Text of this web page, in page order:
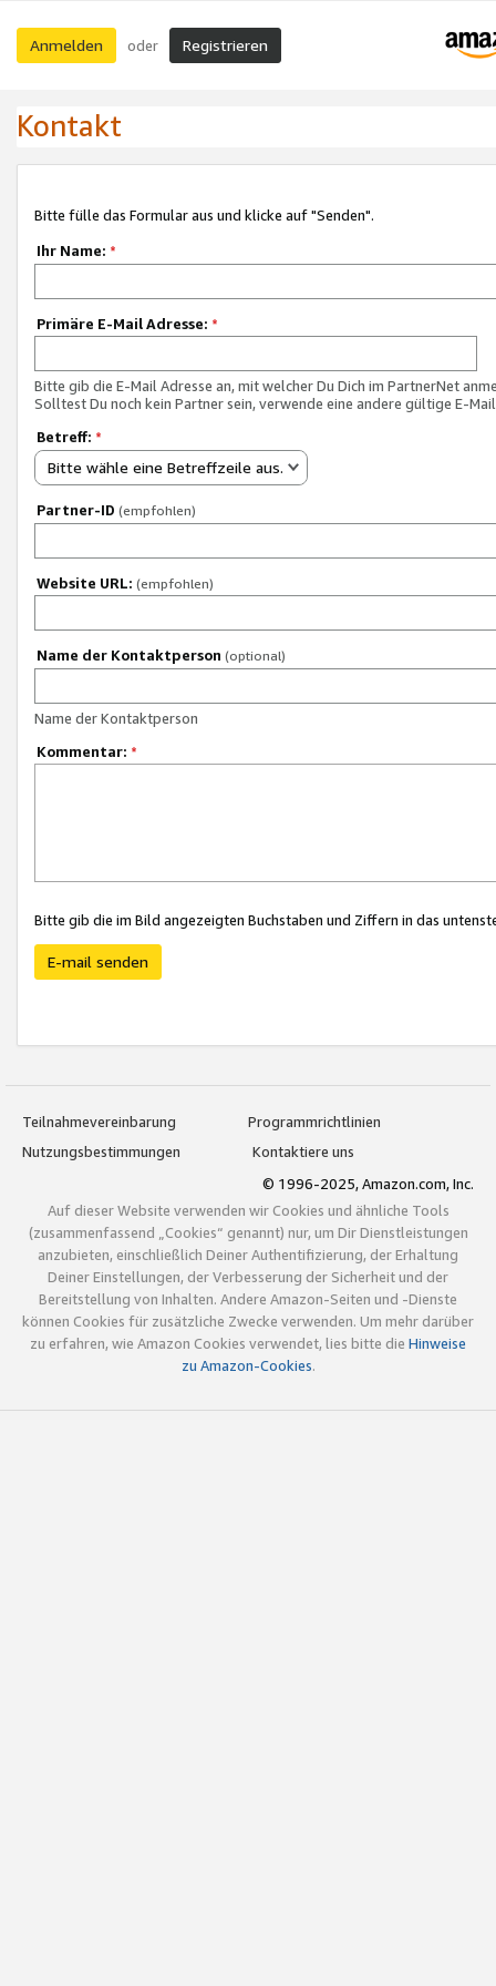
Anmelden oder Registrieren
Kontakt
Bitte fülle das Formular aus und klicke auf "Senden".
Ihr Name: *
Primäre E-Mail Adresse: *
Bitte gib die E-Mail Adresse an, mit welcher Du Dich im PartnerNet
Solltest Du noch kein Partner sein, verwende eine andere gültige E-
Betreff: *
Bitte wähle eine Betreffzeile aus.
Partner-ID (empfohlen)
Website URL: (empfohlen)
Name der Kontaktperson (optional)
Name der Kontaktperson
Kommentar: *
Bitte gib die im Bild angezeigten Buchstaben und Ziffern in das
E-mail senden
Teilnahmevereinbarung
Programmrichtlinien
Nutzungsbestimmungen
Kontaktiere uns
© 1996-2025, Amazon.com, Inc.
Auf dieser Website verwenden wir Cookies und ähnliche Tools
(zusammenfassend „Cookies“ genannt) nur, um Dir Dienstleistungen
anzubieten, einschließlich Deiner Authentifizierung, der Erhaltung
Deiner Einstellungen, der Verbesserung der Sicherheit und der
Bereitstellung von Inhalten. Andere Amazon-Seiten und -Dienste
können Cookies für zusätzliche Zwecke verwenden. Um mehr darüber
zu erfahren, wie Amazon Cookies verwendet, lies bitte die Hinweise
zu Amazon-Cookies.